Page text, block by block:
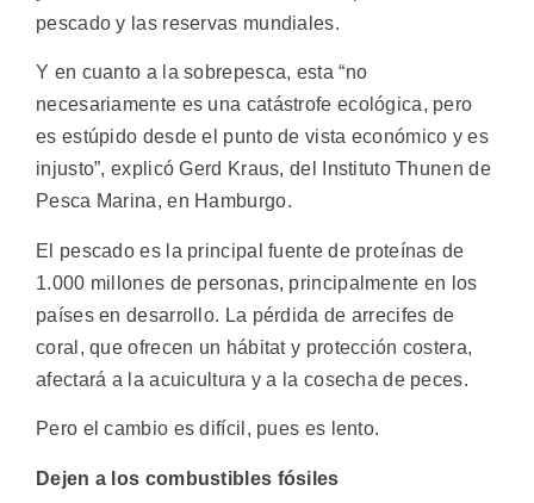
pescado y las reservas mundiales.
Y en cuanto a la sobrepesca, esta “no
necesariamente es una catástrofe ecológica, pero
es estúpido desde el punto de vista económico y es
injusto”, explicó Gerd Kraus, del Instituto Thunen de
Pesca Marina, en Hamburgo.
El pescado es la principal fuente de proteínas de
1.000 millones de personas, principalmente en los
países en desarrollo. La pérdida de arrecifes de
coral, que ofrecen un hábitat y protección costera,
afectará a la acuicultura y a la cosecha de peces.
Pero el cambio es difícil, pues es lento.
Dejen a los combustibles fósiles